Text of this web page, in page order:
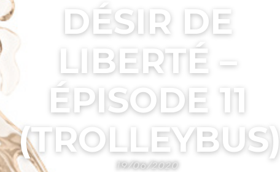
DÉSIR DE
LIBERTÉ –
ÉPISODE 11
(TROLLEYBUS)
19/06/2020